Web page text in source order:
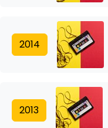
2014
2013